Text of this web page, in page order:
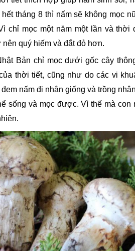
tháng 8 thì nấm sẽ không mọc
chỉ mọc một năm một lần và thời
quý hiếm và đắt đỏ hơn.
Bản chỉ mọc dưới gốc cây
thời tiết, cũng như do các vi
nấm đi nhân giống và trồng
sống và mọc được. Vì thế mà